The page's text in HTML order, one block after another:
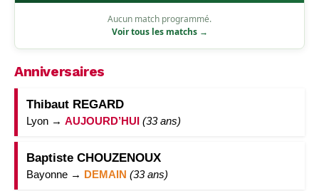
Aucun match programmé.
Voir tous les matchs →
Anniversaires
Thibaut REGARD
Lyon → AUJOURD’HUI (33 ans)
Baptiste CHOUZENOUX
Bayonne → DEMAIN (33 ans)